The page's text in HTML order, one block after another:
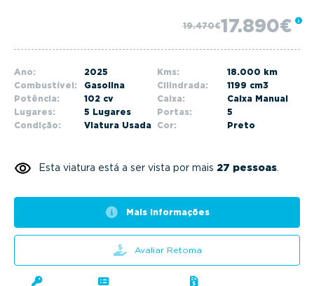
19.470€17.890€
Ano: 2025 Kms:
18.000 km
Combustível:
Gasolina Cilindrada:
1199 cm3
Potência:
102 cv Caixa:
Caixa Manual
Lugares:
5 Lugares Portas:
5
Condição:
Viatura Usada Cor: Preto
Esta viatura está a ser vista por mais 27 pessoas
Mais informações
Avaliar Retoma